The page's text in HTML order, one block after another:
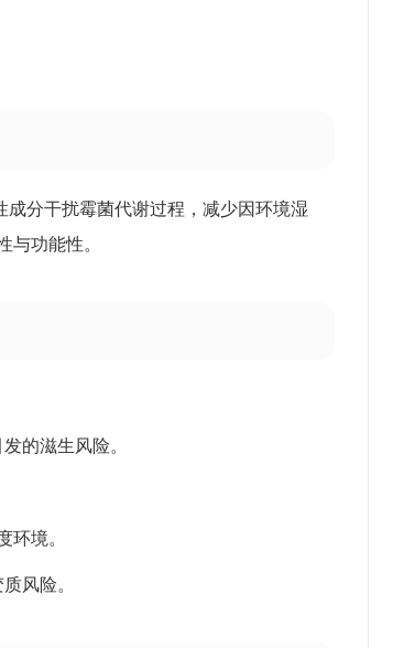
分干扰霉菌代谢过程，减少因环境湿
与功能性。
的滋生风险。
环境。
风险。